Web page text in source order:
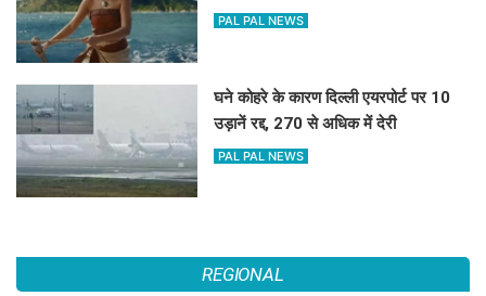
PAL PAL NEWS
घने कोहरे के कारण दिल्ली एयरपोर्ट पर 10
उड़ानें रद्द, 270 से अधिक में देरी
PAL PAL NEWS
REGIONAL